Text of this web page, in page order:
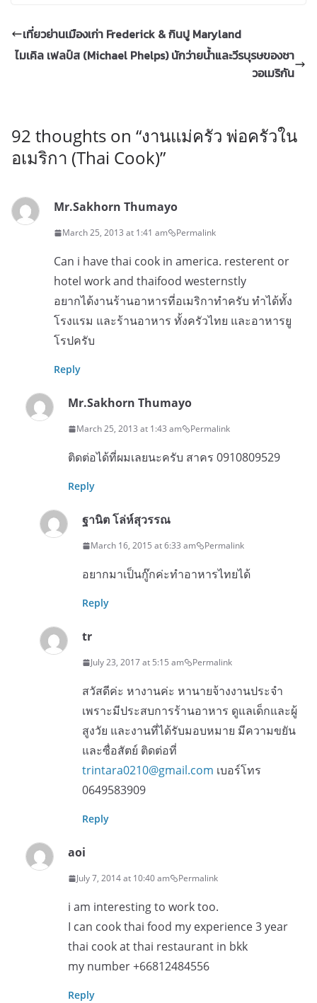
เที่ยวย่านเมืองเก่า Frederick & กินปู Maryland
ไมเคิล เฟลป์ส (Michael Phelps) นักว่ายน้ำและวีรบุรษของชา
วอเมริกัน
92 thoughts on “งานแม่ครัว พ่อครัวใน
อเมริกา (Thai Cook)”
Mr.Sakhorn Thumayo
March 25, 2013 at 1:41 am Permalink
Can i have thai cook in america. resterent or
hotel work and thaifood westernstly
อยากได้งานร้านอาหารที่อเมริกาทำครับ ทำได้ทั้ง
โรงแรม และร้านอาหาร ทั้งครัวไทย และอาหารยู
โรปครับ
Reply
Mr.Sakhorn Thumayo
March 25, 2013 at 1:43 am Permalink
ติดต่อได้ที่ผมเลยนะครับ สาคร 0910809529
Reply
ฐานิต โล่ห์สุวรรณ
March 16, 2015 at 6:33 am Permalink
อยากมาเป็นกู๊กค่ะทำอาหารไทยได้
Reply
tr
July 23, 2017 at 5:15 am Permalink
สวัสดีค่ะ หางานค่ะ หานายจ้างงานประจำ
เพราะมีประสบการร้านอาหาร ดูแลเด็กและผู้
สูงวัย และงานที่ได้รับมอบหมาย มีความขยัน
และซื่อสัตย์ ติดต่อที่
trintara0210@gmail.com เบอร์โทร
0649583909
Reply
aoi
July 7, 2014 at 10:40 am Permalink
i am interesting to work too.
I can cook thai food my experience 3 year
thai cook at thai restaurant in bkk
my number +66812484556
Reply